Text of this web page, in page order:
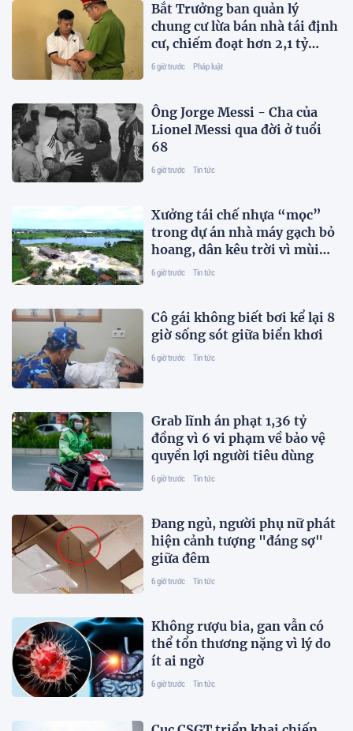
Bắt Trưởng ban quản lý
chung cư lừa bán nhà tái định
cư, chiếm đoạt hơn 2,1 tỷ
đồng
6 giờ trước Pháp luật
Ông Jorge Messi - Cha của
Lionel Messi qua đời ở tuổi
68
6 giờ trước Tin tức
Xưởng tái chế nhựa “mọc”
trong dự án nhà máy gạch bỏ
hoang, dân kêu trời vì mùi
hôi
6 giờ trước Tin tức
Cô gái không biết bơi kể lại 8
giờ sống sót giữa biển khơi
6 giờ trước Tin tức
Grab lĩnh án phạt 1,36 tỷ
đồng vì 6 vi phạm về bảo vệ
quyền lợi người tiêu dùng
6 giờ trước Tin tức
Đang ngủ, người phụ nữ phát
hiện cảnh tượng "đáng sợ"
giữa đêm
6 giờ trước Tin tức
Không rượu bia, gan vẫn có
thể tổn thương nặng vì lý do
ít ai ngờ
6 giờ trước Tin tức